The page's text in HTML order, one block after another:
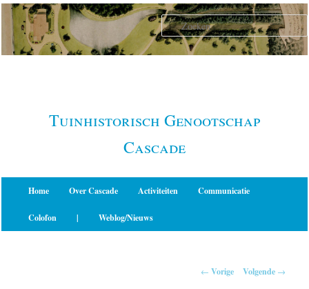
Spring
naar
primaire
Tuinhistorisch Genootschap
Cascade
Home Over Cascade Activiteiten Communicatie
Colofon | Weblog/Nieuws
← Vorige Volgende →